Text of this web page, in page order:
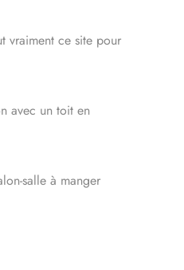
vraiment ce site pour
avec un toit en
salle à manger